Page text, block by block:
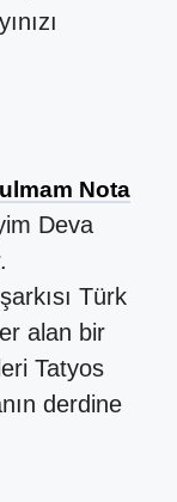
Nota
Deva
Türk
alan bir
Tatyos
derdine